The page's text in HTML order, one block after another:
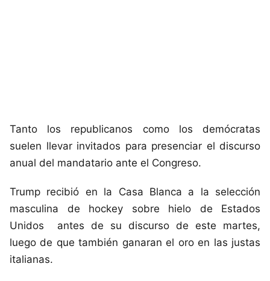
Tanto los republicanos como los demócratas
suelen llevar invitados para presenciar el discurso
anual del mandatario ante el Congreso.
Trump recibió en la Casa Blanca a la selección
masculina de hockey sobre hielo de Estados
Unidos
antes de su discurso de este martes,
luego de que también ganaran el oro en las justas
italianas.